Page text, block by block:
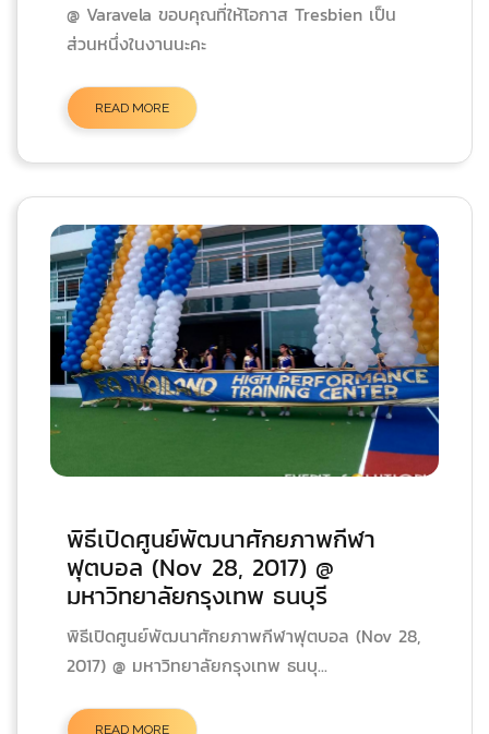
@ Varavela ขอบคุณที่ให้โอกาส Tresbien เป็น
ส่วนหนึ่งในงานนะคะ
READ MORE
พิธีเปิดศูนย์พัฒนาศักยภาพกีฬา
ฟุตบอล (Nov 28, 2017) @
มหาวิทยาลัยกรุงเทพ ธนบุรี
พิธีเปิดศูนย์พัฒนาศักยภาพกีฬาฟุตบอล (Nov 28,
2017) @ มหาวิทยาลัยกรุงเทพ ธนบุ...
READ MORE